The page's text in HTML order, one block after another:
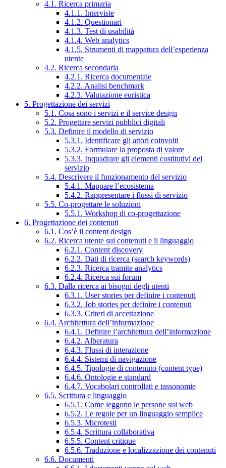
4.1. Ricerca primaria
4.1.1. Interviste
4.1.2. Questionari
4.1.3. Test di usabilità
4.1.4. Web analytics
4.1.5. Strumenti di mappatura dell’esperienza
utente
4.2. Ricerca secondaria
4.2.1. Ricerca documentale
4.2.2. Analisi benchmark
4.2.3. Valutazione euristica
5. Progettazione dei servizi
5.1. Cosa sono i servizi e il service design
5.2. Progettare servizi pubblici digitali
5.3. Definire il modello di servizio
5.3.1. Identificare gli attori coinvolti
5.3.2. Formulare la proposta di valore
5.3.3. Inquadrare gli elementi costitutivi del
servizio
5.4. Descrivere il funzionamento del servizio
5.4.1. Mappare l’ecosistema
5.4.2. Rappresentare i flussi di servizio
5.5. Co-progettare le soluzioni
5.5.1. Workshop di co-progettazione
6. Progettazione dei contenuti
6.1. Cos’è il content design
6.2. Ricerca utente sui contenuti e il linguaggio
6.2.1. Content discovery
6.2.2. Dati di ricerca (search keywords)
6.2.3. Ricerca tramite analytics
6.2.4. Ricerca sui forum
6.3. Dalla ricerca ai bisogni degli utenti
6.3.1. User stories per definire i contenuti
6.3.2. Job stories per definire i contenuti
6.3.3. Criteri di accettazione
6.4. Architettura dell’informazione
6.4.1. Definire l’architettura dell’informazione
6.4.2. Alberatura
6.4.3. Flussi di interazione
6.4.4. Sistemi di navigazione
6.4.5. Tipologie di contenuto (content type)
6.4.6. Ontologie e standard
6.4.7. Vocabolari controllati e tassonomie
6.5. Scrittura e linguaggio
6.5.1. Come leggono le persone sul web
6.5.2. Le regole per un linguaggio semplice
6.5.3. Microtesti
6.5.4. Scrittura collaborativa
6.5.5. Content critique
6.5.6. Traduzione e localizzazione dei contenuti
6.6. Documenti